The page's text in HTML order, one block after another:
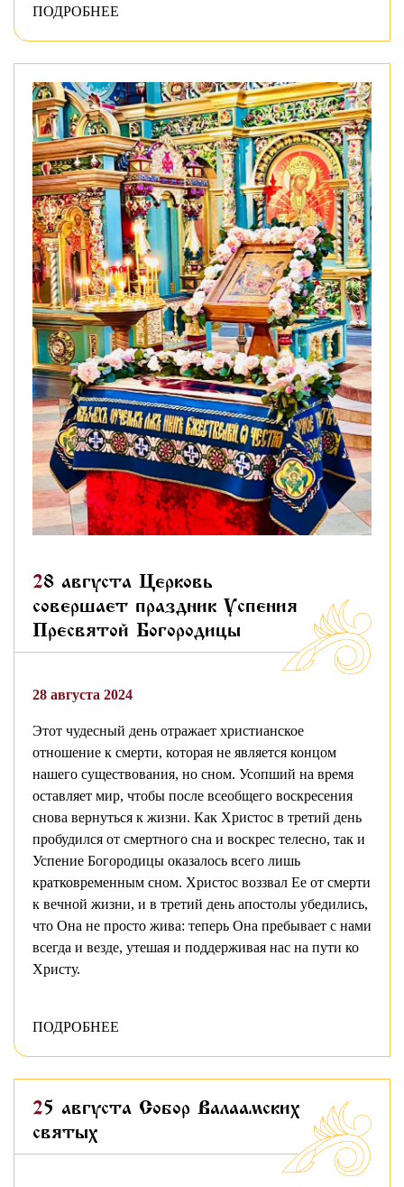
ПОДРОБНЕЕ
28 августа Церковь
совершает праздник Успения
Пресвятой Богородицы
28 августа 2024
Этот чудесный день отражает христианское
отношение к смерти, которая не является концом
нашего существования, но сном. Усопший на время
оставляет мир, чтобы после всеобщего воскресения
снова вернуться к жизни. Как Христос в третий день
пробудился от смертного сна и воскрес телесно, так и
Успение Богородицы оказалось всего лишь
кратковременным сном. Христос воззвал Ее от смерти
к вечной жизни, и в третий день апостолы убедились,
что Она не просто жива: теперь Она пребывает с нами
всегда и везде, утешая и поддерживая нас на пути ко
Христу.
ПОДРОБНЕЕ
25 августа Собор Валаамских
святых